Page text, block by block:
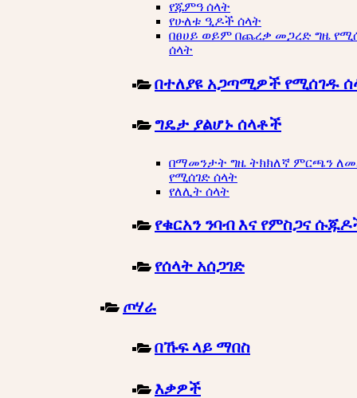
የጁምዓ ሰላት
የሁለቱ ዒዶች ሰላት
በፀሀይ ወይም በጨረቃ መጋረድ ግዜ
ሰላት
በተለያዩ አጋጣሚዎች የሚሰገዱ
ግዴታ ያልሆኑ ሰላቶች
በማመንታት ግዜ ትክክለኛ ምርጫን
የሚሰገድ ሰላት
የለሊት ሰላት
የቁርአን ንባብ እና የምስጋና
የሰላት አሰጋገድ
ጦሃራ
በኹፍ ላይ ማበስ
እቃዎች